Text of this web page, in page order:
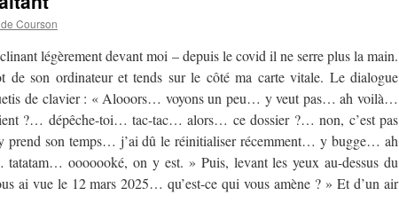
Courson
légèrement devant moi – depuis le covid il ne serre plus la main.
de son ordinateur et tends sur le côté ma carte vitale. Le dialogue
de clavier : « Alooors… voyons un peu… y veut pas… ah voilà…
?… dépêche-toi… tac-tac… alors… ce dossier ?… non, c’est pas
son temps… j’ai dû le réinitialiser récemment… y bugge… ah
ooooooké, on y est. » Puis, levant les yeux au-dessus du
vue le 12 mars 2025… qu’est-ce qui vous amène ? » Et d’un air